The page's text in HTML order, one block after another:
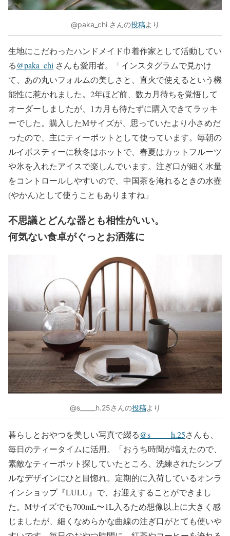
@paka_chi さんの投稿より
生地にこだわったハンドメイド巾着作家として活動してい
る@paka_chi さんも愛用者。「インスタグラムで見かけ
て、あの丸いフォルムの美しさと、直火で使えるという機
能性に惹かれました。2年ほど前、数カ月待ちを覚悟して
オーダーしましたが、1カ月も待たずに購入できてラッキ
ーでした。購入したMサイズが、思っていたより小さめだ
ったので、主にティーポットとして使っています。毎朝の
ルイボスティーに秋冬はホットで、春夏はカットフルーツ
や氷を入れたアイスで楽しんでいます。注ぎ口が細く水量
をコントロールしやすいので、中国茶を淹れるときの水壺
(やかん)として使うこともありますね」
不思議とどんな器とも相性がいい。
何気ない食卓がぐっとお洒落に
@s_____h.25さんの投稿より
暮らしとおやつを美しい写真で綴る@s_____h.25さんも、
毎日のティータイムに活用。「おうち時間が増えたので、
素敵なティーポット探していたところ、洗練されたシンプ
ルなデザインにひと目惚れ。定期的に入荷しているオンラ
インショップ『LULU』で、お迎えすることができまし
た。Mサイズでも700mL〜1L入るため想像以上に大きく感
じましたが、細くなめらかな曲線の注ぎ口がとても使いや